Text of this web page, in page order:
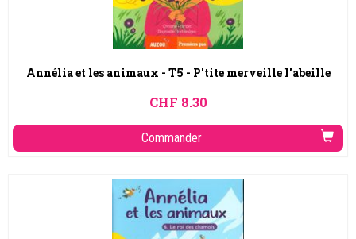
Annélia et les animaux - T5 - P'tite merveille l'abeille
CHF 8.30
Commander